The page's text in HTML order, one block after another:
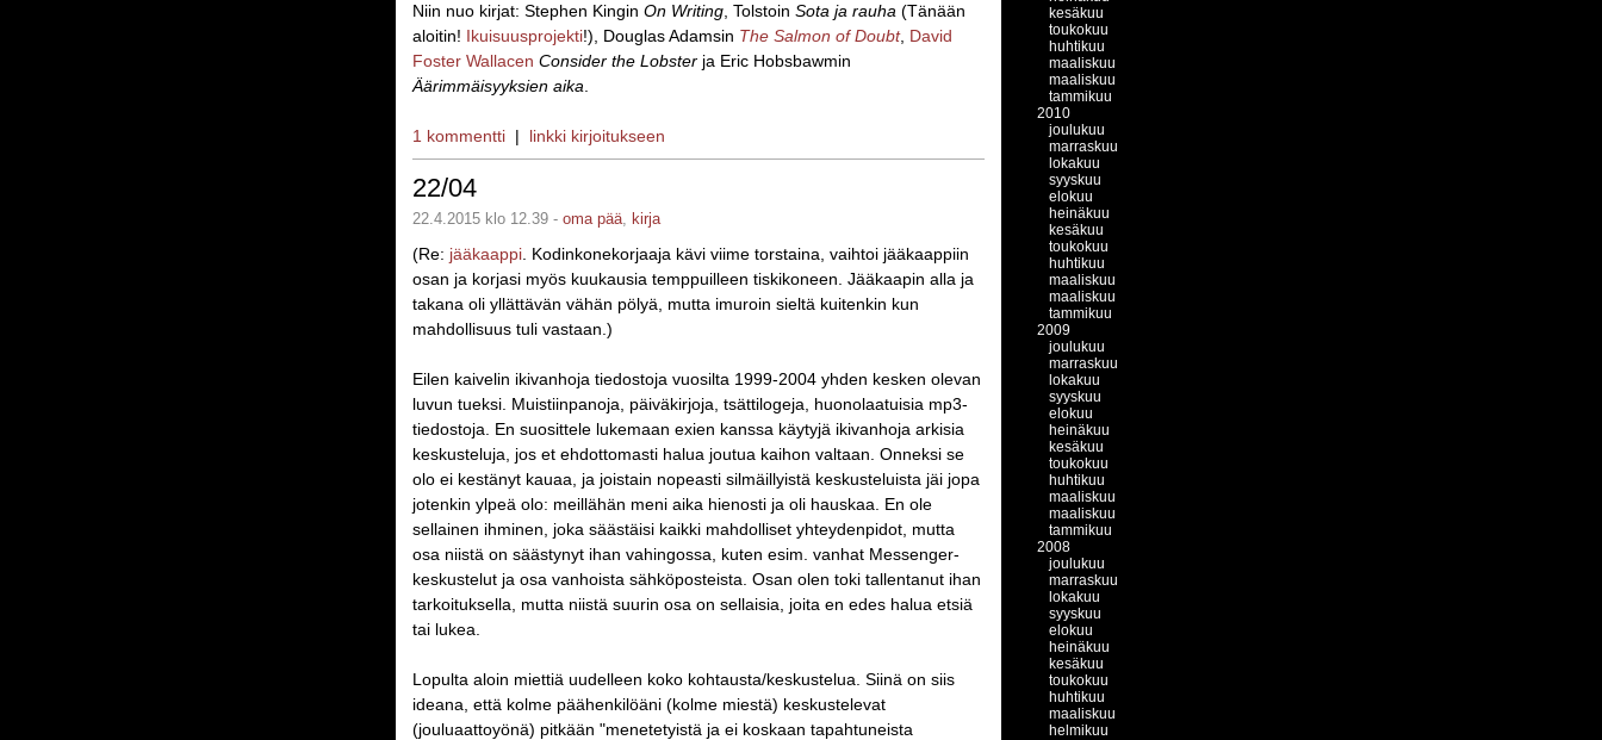
Niin nuo kirjat: Stephen Kingin On Writing , Tolstoin Sota ja rauha (Tänään
aloitin! Ikuisuusprojekti!), Douglas Adamsin The Salmon of Doubt, David
Foster Wallacen Consider the Lobster ja Eric Hobsbawmin
Äärimmäisyyksien aika
1 kommentti | linkki kirjoitukseen
22/04
22.4.2015 klo 12.39 - oma pää, kirja
(Re: jääkaappi . Kodinkonekorjaaja kävi viime torstaina, vaihtoi jääkaappiin
osan ja korjasi myös kuukausia temppuilleen tiskikoneen. Jääkaapin alla ja
takana oli yllättävän vähän pölyä, mutta imuroin sieltä kuitenkin kun
mahdollisuus tuli vastaan.)
Eilen kaivelin ikivanhoja tiedostoja vuosilta 1999-2004 yhden kesken olevan
luvun tueksi. Muistiinpanoja, päiväkirjoja, tsättilogeja, huonolaatuisia mp3-
tiedostoja. En suosittele lukemaan exien kanssa käytyjä ikivanhoja arkisia
keskusteluja, jos et ehdottomasti halua joutua kaihon valtaan. Onneksi se
olo ei kestänyt kauaa, ja joistain nopeasti silmäillyistä keskusteluista jäi jopa
jotenkin ylpeä olo: meillähän meni aika hienosti ja oli hauskaa. En ole
sellainen ihminen, joka säästäisi kaikki mahdolliset yhteydenpidot, mutta
osa niistä on säästynyt ihan vahingossa, kuten esim. vanhat Messenger-
keskustelut ja osa vanhoista sähköposteista. Osan olen toki tallentanut ihan
tarkoituksella, mutta niistä suurin osa on sellaisia, joita en edes halua etsiä
tai lukea.
Lopulta aloin miettiä uudelleen koko kohtausta/keskustelua. Siinä on siis
ideana, että kolme päähenkilöäni (kolme miestä) keskustelevat
(jouluaattoyönä) pitkään "menetetyistä ja ei koskaan tapahtuneista
kesäkuu
toukokuu
huhtikuu
maaliskuu
maaliskuu
tammikuu
2010
joulukuu
marraskuu
lokakuu
syyskuu
elokuu
heinäkuu
kesäkuu
toukokuu
huhtikuu
maaliskuu
maaliskuu
tammikuu
2009
joulukuu
marraskuu
lokakuu
syyskuu
elokuu
heinäkuu
kesäkuu
toukokuu
huhtikuu
maaliskuu
maaliskuu
tammikuu
2008
joulukuu
marraskuu
lokakuu
syyskuu
elokuu
heinäkuu
kesäkuu
toukokuu
huhtikuu
maaliskuu
helmikuu